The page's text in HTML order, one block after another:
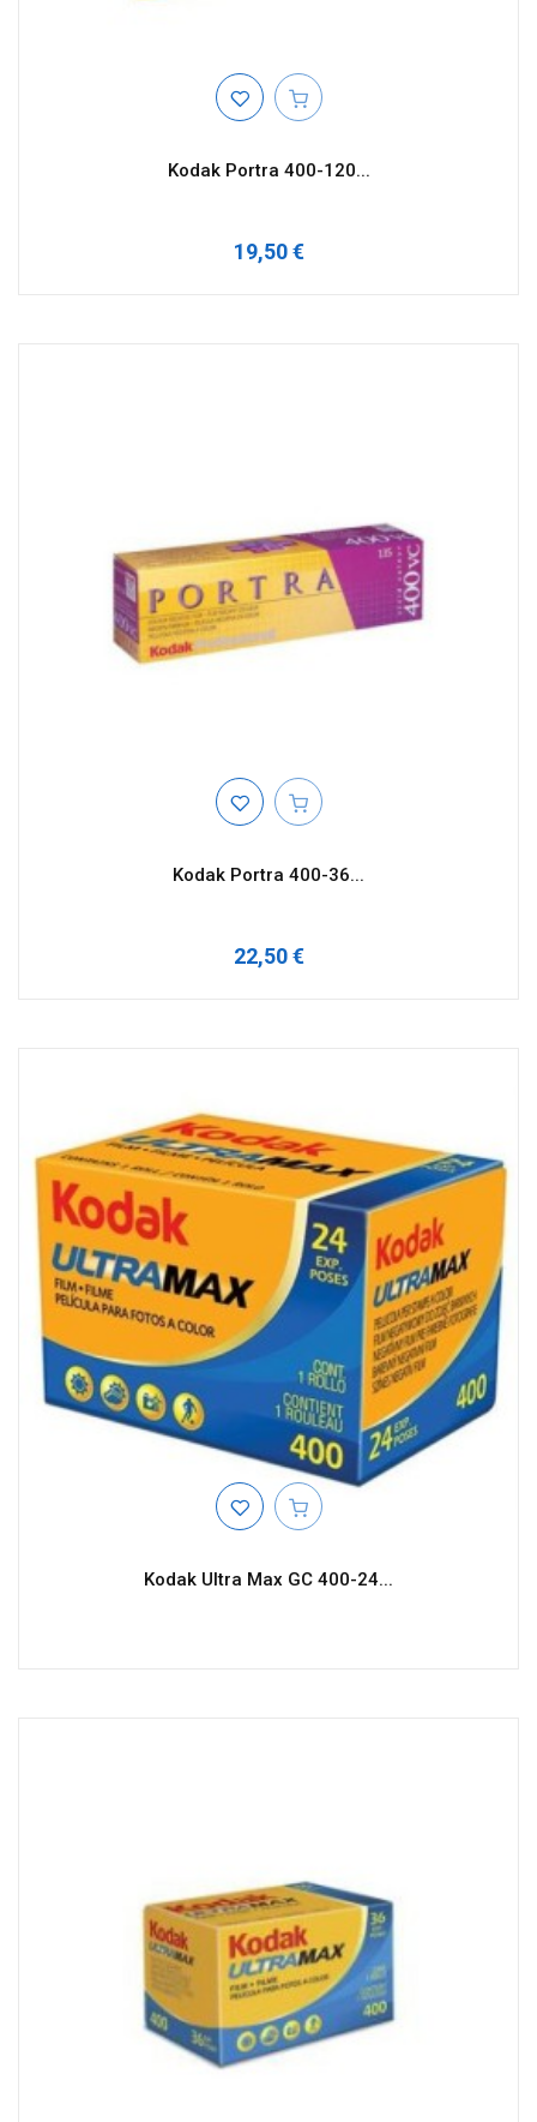
Kodak Portra 400-120...
19,50 €
Kodak Portra 400-36...
22,50 €
Kodak Ultra Max GC 400-24...